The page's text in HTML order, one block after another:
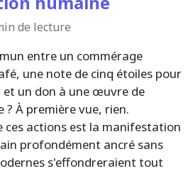
de lecture
entre un commérage
une note de cinq étoiles pour
un don à une œuvre de
À première vue, rien.
ces actions est la manifestation
profondément ancré sans
s'effondreraient tout